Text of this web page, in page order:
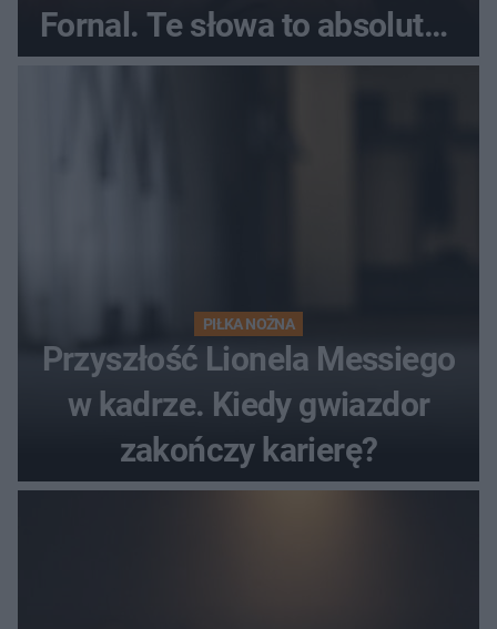
Fornal. Te słowa to absolutny
hit
PIŁKA NOŻNA
Przyszłość Lionela Messiego
w kadrze. Kiedy gwiazdor
zakończy karierę?